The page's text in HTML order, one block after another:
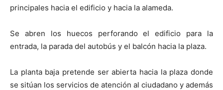
principales hacia el edificio y hacia la alameda.
Se abren los huecos perforando el edificio para la
entrada, la parada del autobús y el balcón hacia la plaza.
La planta baja pretende ser abierta hacia la plaza donde
se sitúan los servicios de atención al ciudadano y además